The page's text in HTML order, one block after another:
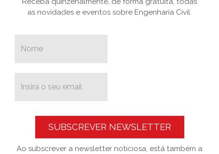
as novidades e eventos sobre Engenharia Civil.
SUBSCREVER NEWSLETTER
Ao subscrever a newsletter noticiosa, está também a